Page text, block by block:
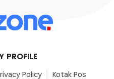
PROFILE
Policy Kotak Pos